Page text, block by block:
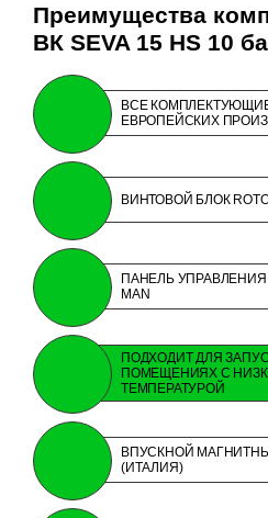
Преимущества
ВК SEVA 15 HS 10
ВСЕ
ЕВРОПЕЙСКИХ
ВИНТОВОЙ БЛОК
ПАНЕЛЬ
MAN
ПОДХОДИТ ДЛЯ
ПОМЕЩЕНИЯХ С
ТЕМПЕРАТУРОЙ
ВПУСКНОЙ
(ИТАЛИЯ)